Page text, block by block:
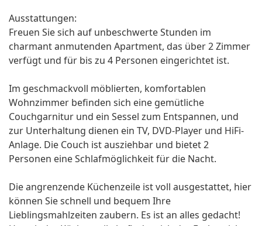
Ausstattungen:
Freuen Sie sich auf unbeschwerte Stunden im
charmant anmutenden Apartment, das über 2 Zimmer
verfügt und für bis zu 4 Personen eingerichtet ist.
Im geschmackvoll möblierten, komfortablen
Wohnzimmer befinden sich eine gemütliche
Couchgarnitur und ein Sessel zum Entspannen, und
zur Unterhaltung dienen ein TV, DVD-Player und HiFi-
Anlage. Die Couch ist ausziehbar und bietet 2
Personen eine Schlafmöglichkeit für die Nacht.
Die angrenzende Küchenzeile ist voll ausgestattet, hier
können Sie schnell und bequem Ihre
Lieblingsmahlzeiten zaubern. Es ist an alles gedacht!